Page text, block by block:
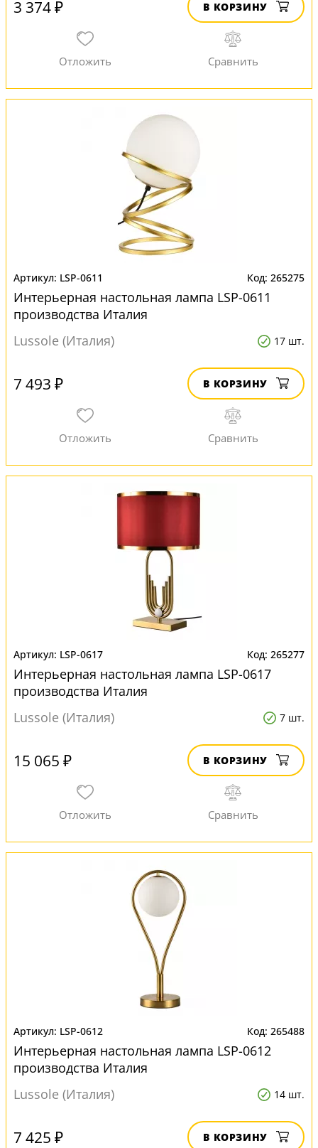
3 374 ₽ В КОРЗИНУ
LSP-0611 265275
Интерьерная настольная лампа LSP-0611
производства Италия
Lussole (Италия)
17 шт.
7 493 ₽ В КОРЗИНУ
LSP-0617 265277
Интерьерная настольная лампа LSP-0617
производства Италия
Lussole (Италия)
7 шт.
15 065 ₽ В КОРЗИНУ
LSP-0612 265488
Интерьерная настольная лампа LSP-0612
производства Италия
Lussole (Италия)
14 шт.
7 425 ₽ В КОРЗИНУ